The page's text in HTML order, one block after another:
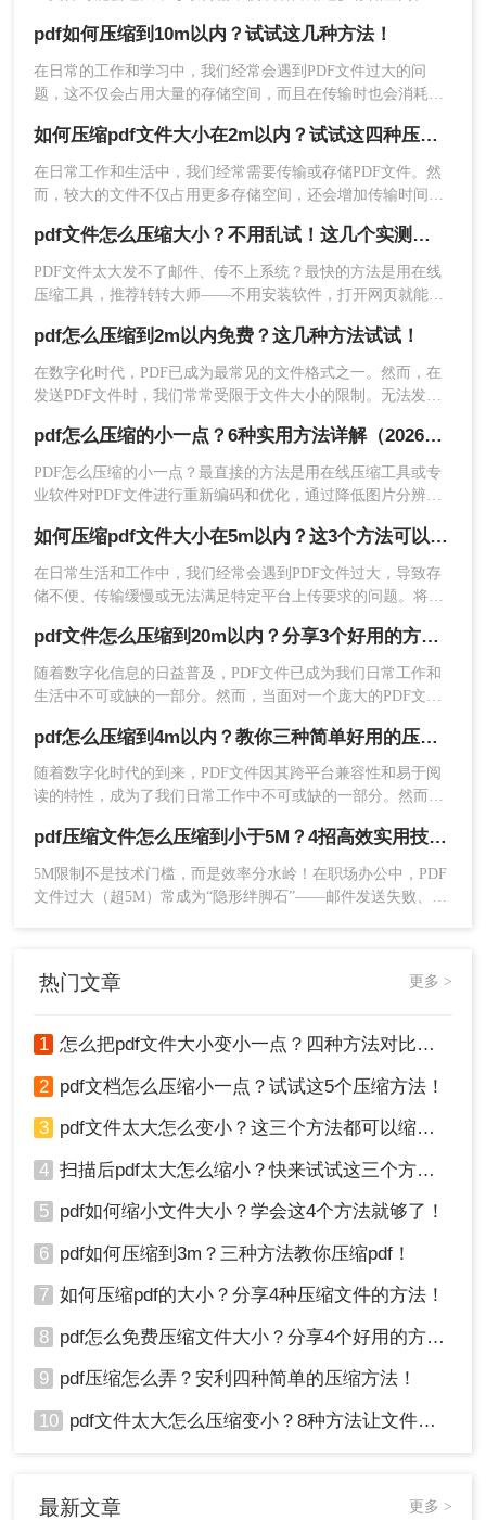
PDF文件设置了密码保护，那么先要解除再来
压缩哦。
3、如果对压缩有要求，还可以设置一下压缩
程度。
4、点击开始压缩，等待压缩结果。
5、压缩完成，我们可以看到压缩后的体积，
是不是小了很多呢，点击下载文件就可以了。
有时候，通过手动删除不必要的元素（如多余的图
像、注释等），或者调整图像分辨率，可以有效地
缺点:需要一定的时间和技术知识；可能导致
文档结构破坏。
操作步骤：
1、使用PDF编辑器打开文件。
保文件大小不超过10MB。那么pdf怎么压缩到10MB以内呢？本
文将介绍几种常用的PDF压缩方法。
pdf如何压缩到10m以内？试试这几种方法！
在日常的工作和学习中，我们经常会遇到PDF文件过大的问
题，这不仅会占用大量的存储空间，而且在传输时也会消耗更
件压缩到较小的尺寸，比如10MB以内。那么pdf如何压缩到
10m以内呢？本文将介绍几种常见且实用的方法来帮助您实现
这一目标。
如何压缩pdf文件大小在2m以内？试试这四种压缩技巧！
在日常工作和生活中，我们经常需要传输或存储PDF文件。然
而，较大的文件不仅占用更多存储空间，还会增加传输时间和
能会超出邮件附件的大小限制。那么如何压缩pdf文件大小在
2m以内呢？本文将介绍几种方法，帮助你将PDF文件压缩至
2MB以内，从而更方便地管理和分享。
pdf文件怎么压缩大小？不用乱试！这几个实测有用！
PDF文件太大发不了邮件、传不上系统？最快的方法是用在线
压缩工具，推荐转转大师——不用安装软件，打开网页就能压
列出来，照着做就行。
pdf怎么压缩到2m以内免费？这几种方法试试！
在数字化时代，PDF已成为最常见的文件格式之一。然而，在
发送PDF文件时，我们常常受限于文件大小的限制。无法发送
到2m以内免费呢？本文将为您揭秘一些免费的方法，帮助您将
PDF文件压缩到2MB以下，并确保保持文件质量。
pdf怎么压缩的小一点？6种实用方法详解（2026最新）
PDF怎么压缩的小一点？最直接的方法是用在线压缩工具或专
业软件对PDF文件进行重新编码和优化，通过降低图片分辨
读的前提下将文件体积缩小到原来的10%~50%。
如何压缩pdf文件大小在5m以内？这3个方法可以实现！
在日常生活和工作中，我们经常会遇到PDF文件过大，导致存
储不便、传输缓慢或无法满足特定平台上传要求的问题。将
文件处理效率。那么如何压缩pdf文件大小在5m以内呢？下面
将为您介绍几种简单有效的方法，帮助您轻松实现PDF文件的
压缩。
pdf文件怎么压缩到20m以内？分享3个好用的方法，简单又快捷！
​随着数字化信息的日益普及，PDF文件已成为我们日常工作和
生活中不可或缺的一部分。然而，当面对一个庞大的PDF文件
多不便。因此，学会如何将PDF文件压缩到一个更小的尺寸，
如20M以内，就显得尤为重要。那么pdf文件怎么压缩到20m以
内呢？本文将向您介绍几种简单且有效的方法来实现这一目
pdf怎么压缩到4m以内？教你三种简单好用的压缩方法！
随着数字化时代的到来，PDF文件因其跨平台兼容性和易于阅
读的特性，成为了我们日常工作中不可或缺的一部分。然而，
大，这不仅会影响文件的传输速度，还可能给存储带来不便。
因此，将PDF文件压缩到4MB以内显得尤为重要。那么PDF怎
么压缩到4m以内呢？本文将为您介绍几种有效的方法，帮助您
轻松实现PDF文件的压缩。
pdf压缩文件怎么压缩到小于5M？4招高效实用技巧轻松搞定！
5M限制不是技术门槛，而是效率分水岭！在职场办公中，PDF
文件过大（超5M）常成为“隐形绊脚石”——邮件发送失败、云
热门文章 更多 >
1 怎么把pdf文件大小变小一点？四种方法对比，一看就懂！
2 pdf文档怎么压缩小一点？试试这5个压缩方法！
3 pdf文件太大怎么变小？这三个方法都可以缩小！
4 扫描后pdf太大怎么缩小？快来试试这三个方法！
5 pdf如何缩小文件大小？学会这4个方法就够了！
6 pdf如何压缩到3m？三种方法教你压缩pdf！
7 如何压缩pdf的大小？分享4种压缩文件的方法！
8 pdf怎么免费压缩文件大小？分享4个好用的方法，简单又快捷！
9 pdf压缩怎么弄？安利四种简单的压缩方法！
10 pdf文件太大怎么压缩变小？8种方法让文件轻松"瘦身"！
最新文章 更多 >